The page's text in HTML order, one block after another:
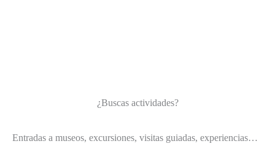
¿Buscas actividades?
Entradas a museos, excursiones, visitas guiadas, experiencias…